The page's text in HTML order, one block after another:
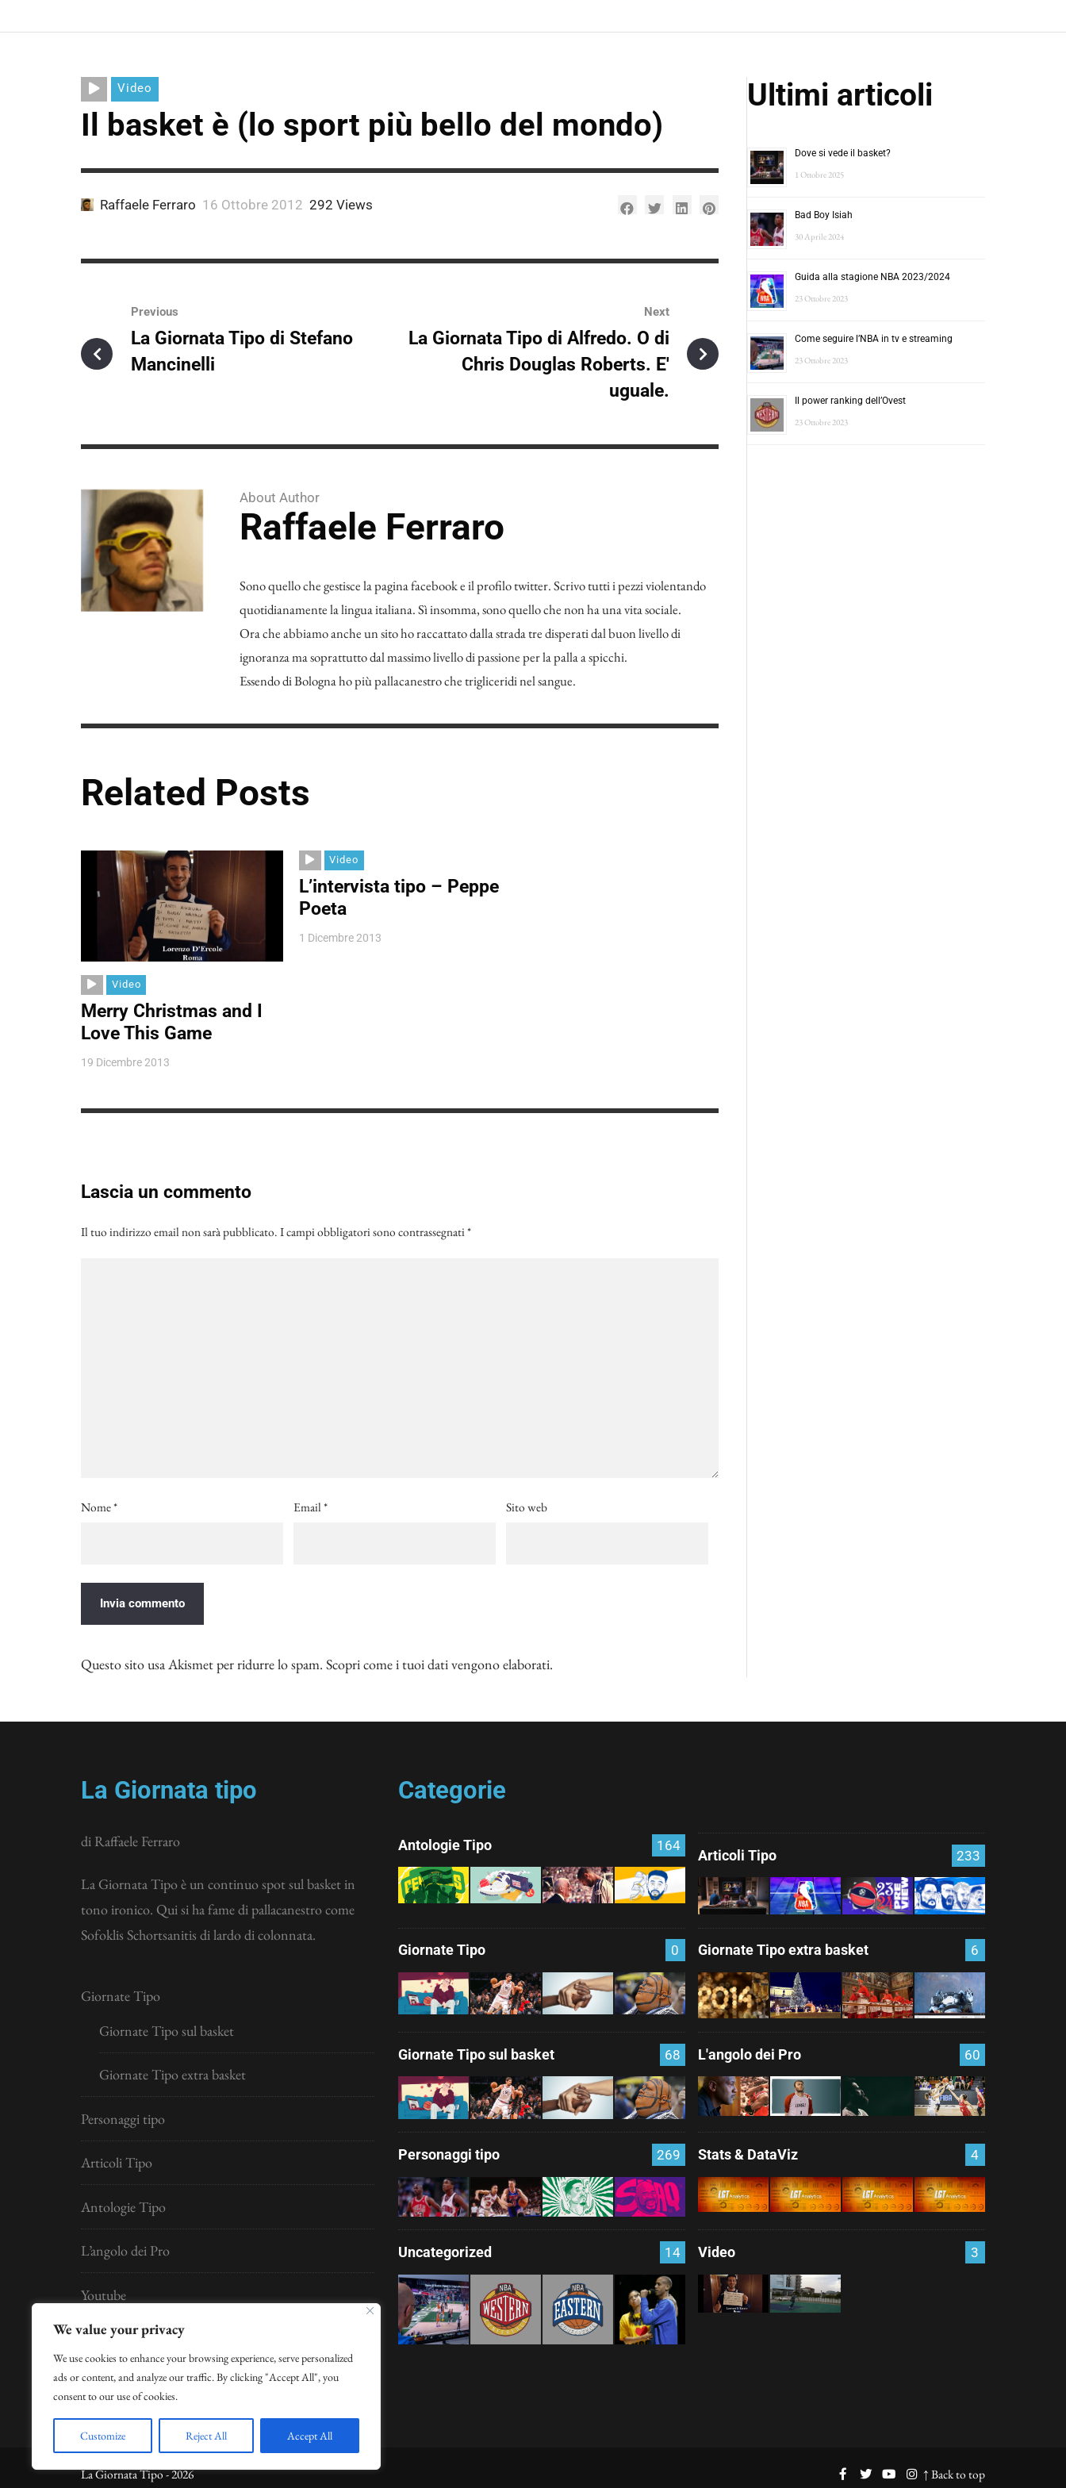
We value your privacy
We use cookies to enhance your browsing experience, serve personalized
ads or content, and analyze our traffic. By clicking "Accept All", you
consent to our use of cookies.
Customize Reject All Accept All
Video
Il basket è (lo sport più bello del mondo)
Raffaele Ferraro 16 Ottobre 2012 292 Views
Previous
La Giornata Tipo di Stefano
Mancinelli
Next
La Giornata Tipo di Alfredo. O di
Chris Douglas Roberts. E'
uguale.
About Author
Raffaele Ferraro
Sono quello che gestisce la pagina facebook e il profilo twitter. Scrivo tutti i pezzi violentando
quotidianamente la lingua italiana. Sì insomma, sono quello che non ha una vita sociale.
Ora che abbiamo anche un sito ho raccattato dalla strada tre disperati dal buon livello di
ignoranza ma soprattutto dal massimo livello di passione per la palla a spicchi.
Essendo di Bologna ho più pallacanestro che trigliceridi nel sangue.
Related Posts
Video
Merry Christmas and I
Love This Game
19 Dicembre 2013
Video
L’intervista tipo – Peppe
Poeta
1 Dicembre 2013
Lascia un commento
Il tuo indirizzo email non sarà pubblicato.I campi obbligatori sono contrassegnati*
Nome* Email* Sito web
Questo sito usa Akismet per ridurre lo spam. Scopri come i tuoi dati vengono elaborati.
Ultimi articoli
Dove si vede il basket?
1 Ottobre 2025
Bad Boy Isiah
30 Aprile 2024
Guida alla stagione NBA 2023/2024
23 Ottobre 2023
Come seguire l’NBA in tv e streaming
23 Ottobre 2023
Il power ranking dell’Ovest
23 Ottobre 2023
La Giornata tipo
di Raffaele Ferraro
La Giornata Tipo è un continuo spot sul basket in
tono ironico. Qui si ha fame di pallacanestro come
Sofoklis Schortsanitis di lardo di colonnata.
Giornate Tipo
Giornate Tipo sul basket
Giornate Tipo extra basket
Personaggi tipo
Articoli Tipo
Antologie Tipo
L’angolo dei Pro
Youtube
Developed byDigital Idea S.r.l.
per la Gestione Hosting si ringrazia Claudio Cosenza
Categorie
Antologie Tipo 164
Articoli Tipo 233
Giornate Tipo 0 Giornate Tipo extra basket 6
Giornate Tipo sul basket 68 L'angolo dei Pro 60
Personaggi tipo 269 Stats & DataViz 4
Uncategorized 14 Video 3
La Giornata Tipo - 2026 ↑ Back to top